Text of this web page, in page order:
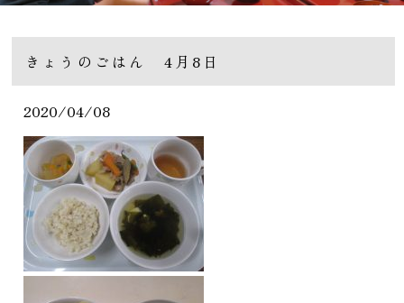
きょうのごはん 4月8日
2020/04/08